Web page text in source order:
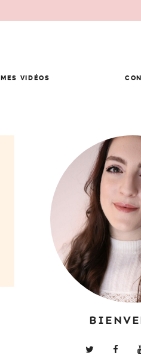
MES VIDÉOS